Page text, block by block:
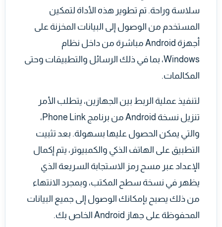
سلاسة وراحة. تم تطوير هذه الأداة لتمكين
المستخدم من الوصول إلى البيانات المخزنة على
أجهزة Android مباشرة من داخل نظام
Windows، بما في ذلك الرسائل والتطبيقات وحتى
المكالمات.
لتنفيذ عملية الربط بين الجهازين، يتطلب الأمر
تنزيل نسخة Android من برنامج Phone Link،
والتي يمكن الحصول عليها بسهولة. بعد تثبيت
التطبيق على الهاتف الذكي والكمبيوتر، يتم إكمال
الإعداد عبر مسح رمز الاستجابة السريعة الذي
يظهر في نسخة سطح المكتب، وبمجرد الانتهاء
من ذلك يصبح بإمكانك الوصول إلى جميع البيانات
المحفوظة على جهاز Android الخاص بك.